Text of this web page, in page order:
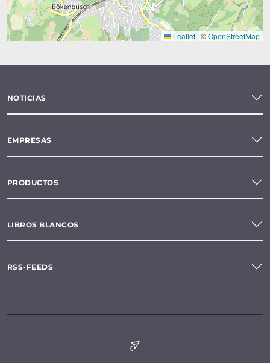
Leaflet |©OpenStreetMap
NOTICIAS
EMPRESAS
PRODUCTOS
LIBROS BLANCOS
RSS-FEEDS